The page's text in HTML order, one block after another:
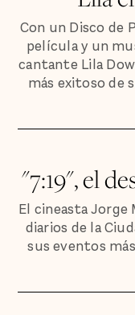
Con un Disco de
película y un
cantante Lila
más exitoso de
"7:19", el
El cineasta Jorge
diarios de la
sus eventos